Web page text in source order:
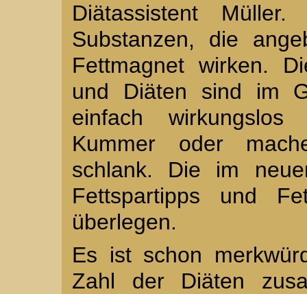
Diätassistent
Substanzen, die
Fettmagnet wirken.
und Diäten sind im
einfach
Kummer oder
schlank. Die im
Fettspartipps und
überlegen.
Es ist schon
Zahl der Diäten